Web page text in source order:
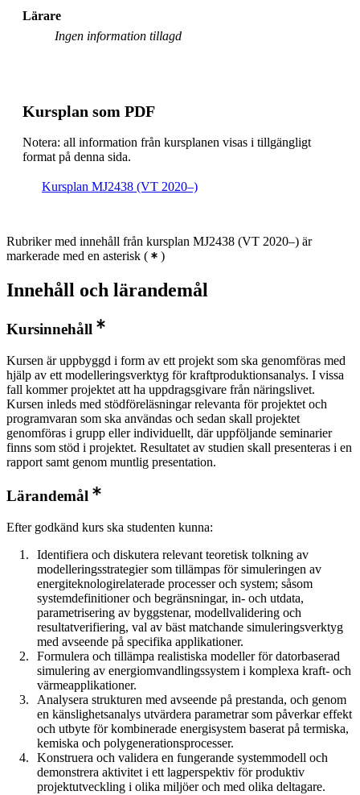
Villkorligt valfri
Civilingenjörsutbildning i energi och miljö, åk 3,
Villkorligt valfri
valfri
Lärare
Ingen information tillagd
Kursplan som PDF
Notera: all information från kursplanen visas i tillgängligt
format på denna sida.
Kursplan MJ2438 (VT 2020–)
Rubriker med innehåll från kursplan MJ2438 (VT 2020–) är
markerade med en asterisk ( )
Innehåll och lärandemål
Kursinnehåll
Kursen är uppbyggd i form av ett projekt som ska genomföras med
hjälp av ett modelleringsverktyg för kraftproduktionsanalys. I vissa
fall kommer projektet att ha uppdragsgivare från näringslivet.
Kursen inleds med stödföreläsningar relevanta för projektet och
programvaran som ska användas och sedan skall projektet
genomföras i grupp eller individuellt, där uppföljande seminarier
finns som stöd i projektet. Resultatet av studien skall presenteras i en
rapport samt genom muntlig presentation.
Lärandemål
Efter godkänd kurs ska studenten kunna:
Identifiera och diskutera relevant teoretisk tolkning av
modelleringsstrategier som tillämpas för simuleringen av
energiteknologirelaterade processer och system; såsom
systemdefinitioner och begränsningar, in- och utdata,
parametrisering av byggstenar, modellvalidering och
resultatverifiering, val av bäst matchande simuleringsverktyg
med avseende på specifika applikationer.
Formulera och tillämpa realistiska modeller för datorbaserad
simulering av energiomvandlingssystem i komplexa kraft- och
värmeapplikationer.
Analysera strukturen med avseende på prestanda, och genom
en känslighetsanalys utvärdera parametrar som påverkar effekt
och utbyte för kombinerade energisystem baserat på termiska,
kemiska och polygenerationsprocesser.
Konstruera och validera en fungerande systemmodell och
demonstrera aktivitet i ett lagperspektiv för produktiv
projektutveckling i olika miljöer och med olika deltagare.